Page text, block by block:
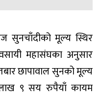
सुनचाँदीको मूल्य स्थिर
महासंघका अनुसार
छापावाल सुनको मूल्य
९ सय रुपैयाँ कायम